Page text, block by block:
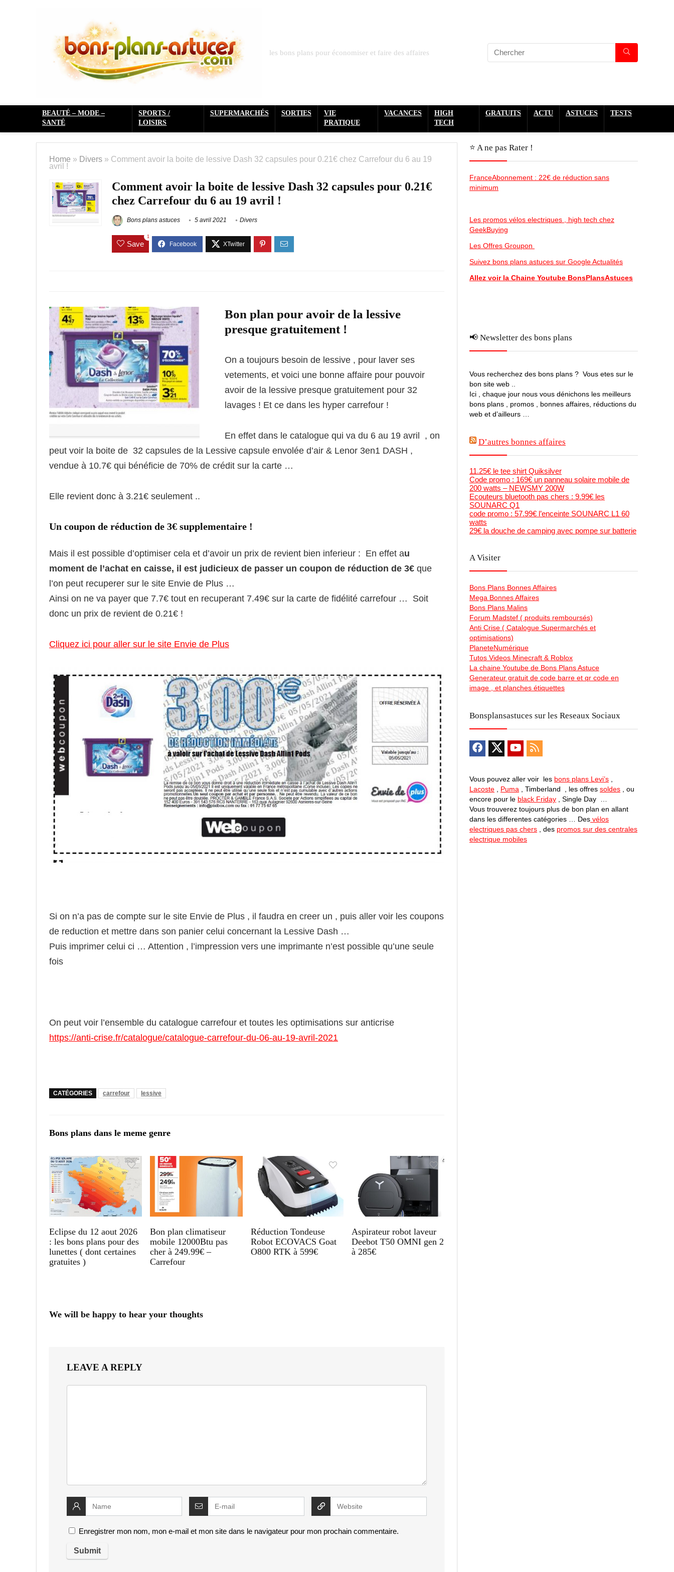
les bons plans pour économiser et faire des affaires
BEAUTÉ – MODE –
SANTÉ
SPORTS /
LOISIRS
SUPERMARCHÉS SORTIES
VIE
PRATIQUE
VACANCES
HIGH
TECH
GRATUITS ACTU ASTUCES TESTS
Home » Divers » Comment avoir la boite de lessive Dash 32 capsules pour 0.21€ chez Carrefour du 6 au 19
avril !
Comment avoir la boite de lessive Dash 32 capsules pour 0.21€
chez Carrefour du 6 au 19 avril !
Bons plans astuces 5 avril 2021 Divers
Save
1
Bon plan pour avoir de la lessive
presque gratuitement !
On a toujours besoin de lessive , pour laver ses
vetements, et voici une bonne affaire pour pouvoir
avoir de la lessive presque gratuitement pour 32
lavages ! Et ce dans les hyper carrefour !
En effet dans le catalogue qui va du 6 au 19 avril , on
peut voir la boite de 32 capsules de la Lessive capsule envolée d’air & Lenor 3en1 DASH ,
vendue à 10.7€ qui bénéficie de 70% de crédit sur la carte …
Elle revient donc à 3.21€ seulement ..
Un coupon de réduction de 3€ supplementaire !
Mais il est possible d’optimiser cela et d’avoir un prix de revient bien inferieur : En effet au
moment de l’achat en caisse, il est judicieux de passer un coupon de réduction de 3€ que
l’on peut recuperer sur le site Envie de Plus …
Ainsi on ne va payer que 7.7€ tout en recuperant 7.49€ sur la carte de fidélité carrefour … Soit
donc un prix de revient de 0.21€ !
Cliquez ici pour aller sur le site Envie de Plus
Si on n’a pas de compte sur le site Envie de Plus , il faudra en creer un , puis aller voir les coupons
de reduction et mettre dans son panier celui concernant la Lessive Dash …
Puis imprimer celui ci … Attention , l’impression vers une imprimante n’est possible qu’une seule
fois
On peut voir l’ensemble du catalogue carrefour et toutes les optimisations sur anticrise
https://anti-crise.fr/catalogue/catalogue-carrefour-du-06-au-19-avril-2021
CATÉGORIES carrefour lessive
Bons plans dans le meme genre
Eclipse du 12 aout 2026
: les bons plans pour des
lunettes ( dont certaines
gratuites )
Bon plan climatiseur
mobile 12000Btu pas
cher à 249.99€ –
Carrefour
Réduction Tondeuse
Robot ECOVACS Goat
O800 RTK à 599€
Aspirateur robot laveur
Deebot T50 OMNI gen 2
à 285€
We will be happy to hear your thoughts
LEAVE A REPLY
Enregistrer mon nom, mon e-mail et mon site dans le navigateur pour mon prochain commentaire.
⭐️ A ne pas Rater !
FranceAbonnement : 22€ de réduction sans
minimum
Les promos vélos electriques , high tech chez
GeekBuying
Les Offres Groupon
Suivez bons plans astuces sur Google Actualités
Allez voir la Chaine Youtube BonsPlansAstuces
📢 Newsletter des bons plans
Vous recherchez des bons plans ? Vous etes sur le
bon site web ..
Ici , chaque jour nous vous dénichons les meilleurs
bons plans , promos , bonnes affaires, réductions du
web et d’ailleurs …
D’autres bonnes affaires
11.25€ le tee shirt Quiksilver
Code promo : 169€ un panneau solaire mobile de
200 watts – NEWSMY 200W
Ecouteurs bluetooth pas chers : 9.99€ les
SOUNARC Q1
code promo : 57.99€ l’enceinte SOUNARC L1 60
watts
29€ la douche de camping avec pompe sur batterie
A Visiter
Bons Plans Bonnes Affaires
Mega Bonnes Affaires
Bons Plans Malins
Forum Madstef ( produits remboursés)
Anti Crise ( Catalogue Supermarchés et
optimisations)
PlaneteNumérique
Tutos Videos Minecraft & Roblox
La chaine Youtube de Bons Plans Astuce
Generateur gratuit de code barre et qr code en
image , et planches étiquettes
Bonsplansastuces sur les Reseaux Sociaux
Vous pouvez aller voir les bons plans Levi’s
Lacoste
Puma , Timberland , les offres soldes , ou
encore pour le black Friday , Single Day …
Vous trouverez toujours plus de bon plan en allant
dans les differentes catégories … Des vélos
electriques pas chers , des promos sur des centrales
electrique mobiles